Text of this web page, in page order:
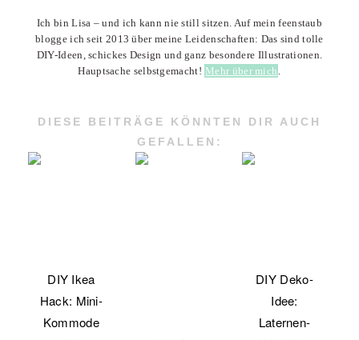
Ich bin Lisa – und ich kann nie still sitzen. Auf mein feenstaub
blogge ich seit 2013 über meine Leidenschaften: Das sind tolle
DIY-Ideen, schickes Design und ganz besondere Illustrationen.
Hauptsache selbstgemacht! Mehr über mich .
DIESE BEITRÄGE KÖNNTEN DIR AUCH
GEFALLEN:
DIY Ikea
Hack: Mini-
Kommode
DIY Deko-
Idee:
Laternen-